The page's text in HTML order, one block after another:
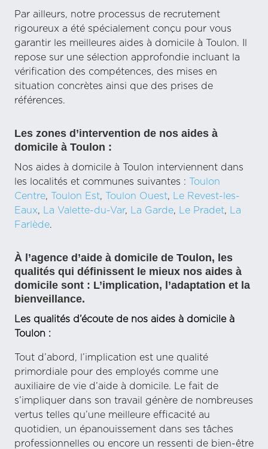
Par ailleurs, notre processus de recrutement
rigoureux a été spécialement conçu pour vous
garantir les meilleures aides à domicile à Toulon. Il
repose sur une sélection approfondie incluant la
vérification des compétences, des mises en
situation concrètes ainsi que des prises de
références.
Les zones d’intervention de nos aides à
domicile à Toulon :
Nos aides à domicile à Toulon interviennent dans
les localités et communes suivantes :
Toulon
Centre, Toulon Est, Toulon Ouest,
Le Revest-les-
Eaux, La Valette-du-Var, La Garde, Le Pradet,
La
Farlède.
À l’agence d’aide à domicile de Toulon, les
qualités qui définissent le mieux nos aides à
domicile sont : L’implication, l’adaptation et la
bienveillance.
Les qualités d’écoute de nos aides à domicile à
Toulon :
Tout d’abord, l’implication est une qualité
primordiale pour des employés comme une
auxiliaire de vie d’aide à domicile. Le fait de
s’impliquer dans son travail génère de nombreuses
vertus telles qu’une meilleure efficacité au
quotidien, un épanouissement dans ses tâches
professionnelles ou encore un ressenti de bien-être